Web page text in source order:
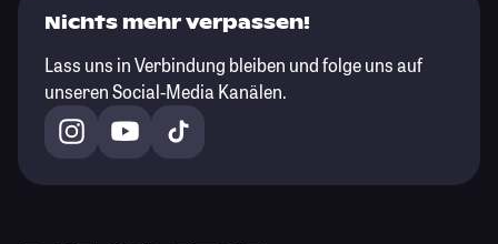
Nichts mehr verpassen!
Lass uns in Verbindung bleiben und folge uns auf
unseren Social-Media Kanälen.